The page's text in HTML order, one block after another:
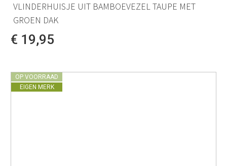
VLINDERHUISJE UIT BAMBOEVEZEL TAUPE MET
GROEN DAK
€ 19,95
OP VOORRAAD
EIGEN MERK